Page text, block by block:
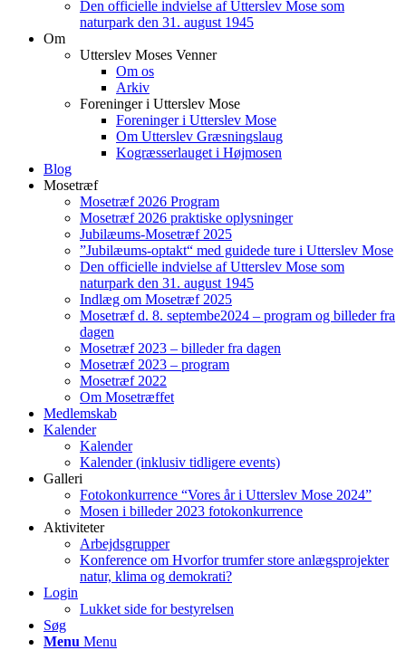
Den officielle indvielse af Utterslev Mose som
naturpark den 31. august 1945
Om
Utterslev Moses Venner
Om os
Arkiv
Foreninger i Utterslev Mose
Foreninger i Utterslev Mose
Om Utterslev Græsningslaug
Kogræsserlauget i Højmosen
Blog
Mosetræf
Mosetræf 2026 Program
Mosetræf 2026 praktiske oplysninger
Jubilæums-Mosetræf 2025
”Jubilæums-optakt“ med guidede ture i Utterslev Mose
Den officielle indvielse af Utterslev Mose som
naturpark den 31. august 1945
Indlæg om Mosetræf 2025
Mosetræf d. 8. septembe2024 – program og billeder fra
dagen
Mosetræf 2023 – billeder fra dagen
Mosetræf 2023 – program
Mosetræf 2022
Om Mosetræffet
Medlemskab
Kalender
Kalender
Kalender (inklusiv tidligere events)
Galleri
Fotokonkurrence “Vores år i Utterslev Mose 2024”
Mosen i billeder 2023 fotokonkurrence
Aktiviteter
Arbejdsgrupper
Konference om Hvorfor trumfer store anlægsprojekter
natur, klima og demokrati?
Login
Lukket side for bestyrelsen
Søg
Menu Menu